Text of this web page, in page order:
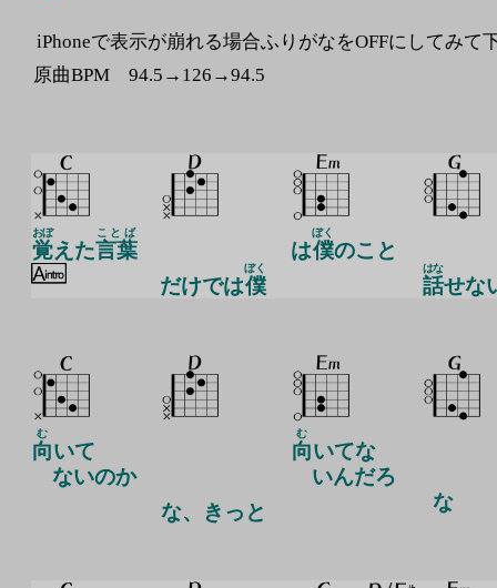
iPhoneで表示が崩れる場合ふりがなをOFFにしてみて
原曲BPM 94.5→126→94.5
覚
おぼ
えた言葉
ことば
だけでは僕
ぼく
は僕
ぼく
のこと
話
はな
せな
向
む
いて
ないのか
な、きっと
向
む
いてな
いんだろ
な